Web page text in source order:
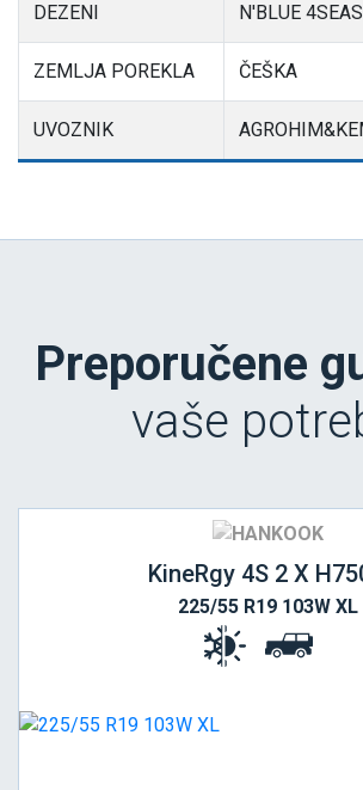
DEZENI N'BLUE
ZEMLJA POREKLA ČEŠKA
UVOZNIK
Preporučene
vaše
KineRgy 4S 2 X
225/55 R19 103W XL